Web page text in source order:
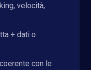
velocità,
+ dati o
con le